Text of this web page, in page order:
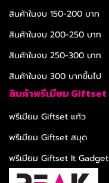
สินค้าในงบ 150-200 บาท
สินค้าในงบ 200-250 บาท
สินค้าในงบ 250-300 บาท
สินค้าในงบ 300 บาทขึ้นไป
สินค้าพรีเมียม Giftset
พรีเมียม Giftset แก้ว
พรีเมียม Giftset สมุด
พรีเมียม Giftset It Gadget